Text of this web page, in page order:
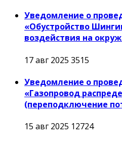
Уведомление о
«Обустройство
воздействия на
17 авг 2025 3515
Уведомление о
«Газопровод
(переподключение
15 авг 2025 12724